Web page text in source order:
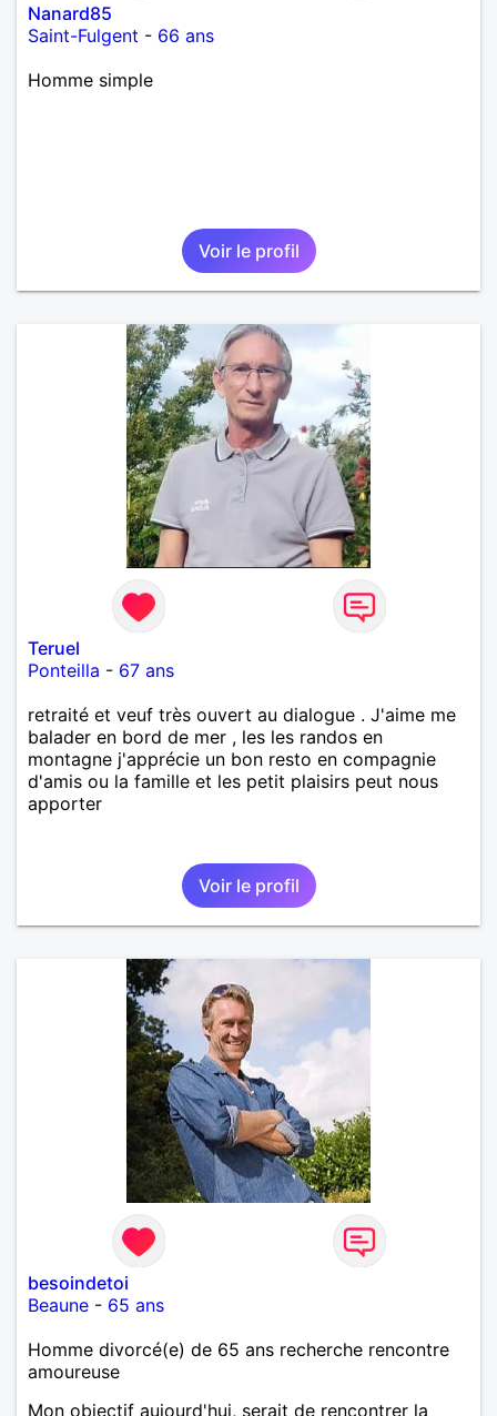
Nanard85
Saint-Fulgent - 66 ans
Homme simple
Voir le profil
Teruel
Ponteilla - 67 ans
retraité et veuf très ouvert au dialogue . J'aime me
balader en bord de mer , les les randos en
montagne j'apprécie un bon resto en compagnie
d'amis ou la famille et les petit plaisirs peut nous
apporter
Voir le profil
besoindetoi
Beaune - 65 ans
Homme divorcé(e) de 65 ans recherche rencontre
amoureuse
Mon objectif aujourd'hui, serait de rencontrer la